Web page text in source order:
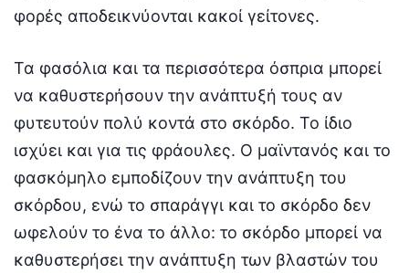
φορές αποδεικνύονται κακοί γείτονες.
Τα φασόλια και τα περισσότερα όσπρια μπορεί
να καθυστερήσουν την ανάπτυξή τους αν
φυτευτούν πολύ κοντά στο σκόρδο. Το ίδιο
ισχύει και για τις φράουλες. Ο μαϊντανός και το
φασκόμηλο εμποδίζουν την ανάπτυξη του
σκόρδου, ενώ το σπαράγγι και το σκόρδο δεν
ωφελούν το ένα το άλλο: το σκόρδο μπορεί να
καθυστερήσει την ανάπτυξη των βλαστών του